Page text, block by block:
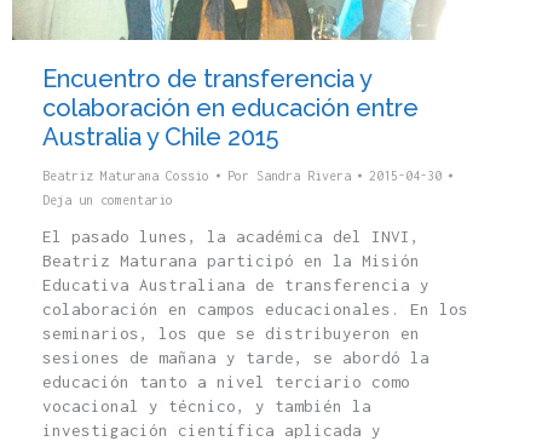
Encuentro de transferencia y
colaboración en educación entre
Australia y Chile 2015
Beatriz Maturana Cossio Por Sandra Rivera
2015-04-30
Deja un comentario
El pasado lunes, la académica del INVI,
Beatriz Maturana participó en la Misión
Educativa Australiana de transferencia y
colaboración en campos educacionales. En los
seminarios, los que se distribuyeron en
sesiones de mañana y tarde, se abordó la
educación tanto a nivel terciario como
vocacional y técnico, y también la
investigación científica aplicada y